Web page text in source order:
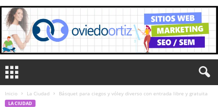
Inicio La Ciudad Básquet para ciegos y vóley diverso con entrada libre y gratuita
LA CIUDAD